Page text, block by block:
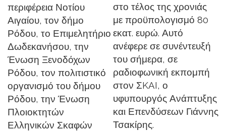
περιφέρεια Νοτίου
Αιγαίου, τον δήμο
Ρόδου, το Επιμελητήριο
Δωδεκανήσου, την
Ένωση Ξενοδόχων
Ρόδου, τον πολιτιστικό
οργανισμό του δήμου
Ρόδου, την Ένωση
Πλοιοκτητών
Ελληνικών Σκαφών
στο τέλος της χρονιάς
με προϋπολογισμό 80
εκατ. ευρώ. Αυτό
ανέφερε σε συνέντευξή
του σήμερα, σε
ραδιοφωνική εκπομπή
στον ΣKAI, ο
υφυπουργός Ανάπτυξης
και Επενδύσεων Γιάννης
Τσακίρης.